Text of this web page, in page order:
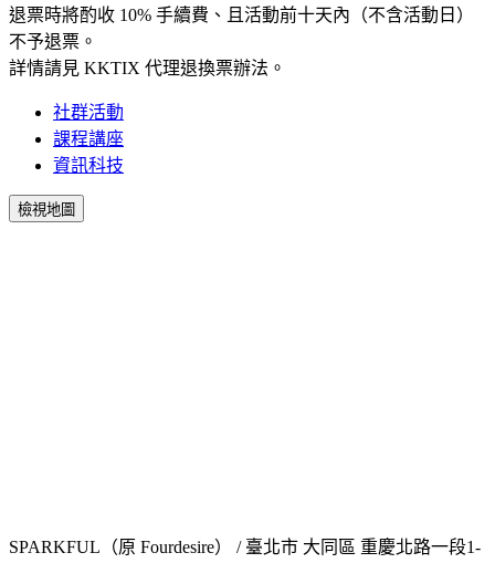
退票時將酌收 10% 手續費、且活動前十天內（不含活動日）
不予退票。
詳情請見 KKTIX 代理退換票辦法。
社群活動
課程講座
資訊科技
檢視地圖
SPARKFUL（原 Fourdesire） / 臺北市 大同區 重慶北路一段1-